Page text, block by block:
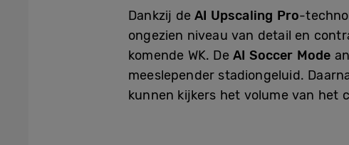
Dankzij deAI Upscaling Pro-
ongezien niveau van detail en
komende WK. De AI Soccer Mode
meeslepender stadiongeluid.
kunnen kijkers het volume van het